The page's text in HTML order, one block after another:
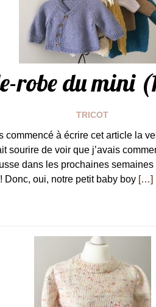
robe du mini
TRICOT
commencé à écrire cet article la
sourire de voir que j’avais
dans les prochaines
Donc, oui, notre petit baby boy […]